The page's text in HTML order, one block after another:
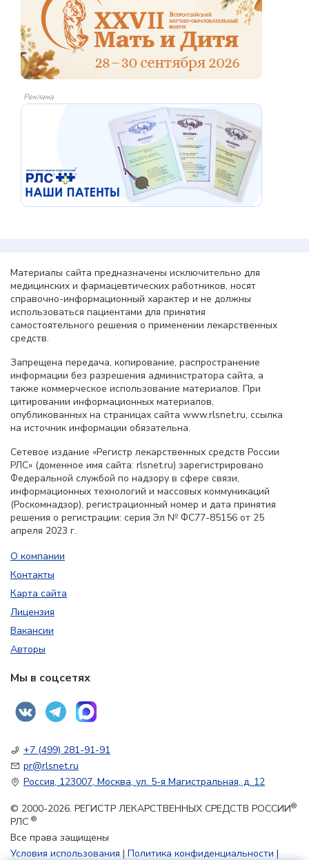
Реклама
Материалы сайта предназначены исключительно для
медицинских и фармацевтических работников, носят
справочно-информационный характер и не должны
использоваться пациентами для принятия
самостоятельного решения о применении лекарственных
средств.
Запрещена передача, копирование, распространение
информации без разрешения администратора сайта, а
также коммерческое использование материалов. При
цитировании информационных материалов,
опубликованных на страницах сайта www.rlsnet.ru, ссылка
на источник информации обязательна.
Сетевое издание «Регистр лекарственных средств России
РЛС» (доменное имя сайта: rlsnet.ru) зарегистрировано
Федеральной службой по надзору в сфере связи,
информационных технологий и массовых коммуникаций
(Роскомнадзор), регистрационный номер и дата принятия
решения о регистрации: серия Эл № ФС77-85156 от 25
апреля 2023 г.
О компании
Контакты
Карта сайта
Лицензия
Вакансии
Авторы
Мы в соцсетях
+7 (499) 281-91-91
pr@rlsnet.ru
Россия, 123007, Москва, ул. 5-я Магистральная, д. 12
© 2000-2026. РЕГИСТР ЛЕКАРСТВЕННЫХ СРЕДСТВ РОССИИ®
РЛС ®
Все права защищены
Условия использования | Политика конфиденциальности |